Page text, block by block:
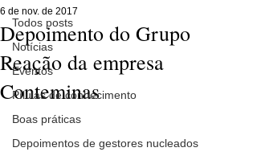
Todos posts
Notícias
Eventos
Pílulas de conhecimento
Boas práticas
Depoimentos de gestores nucleados
Depoimento do Grupo
Reação da empresa
Conteminas
6 de nov. de 2017